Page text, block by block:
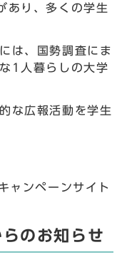
あり、多くの学生
は、国勢調査にま
1人暮らしの大学
な広報活動を学生
ャンペーンサイト
のお知らせ